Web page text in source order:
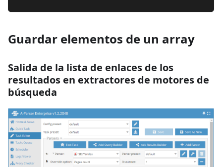
Guardar elementos de un array
Salida de la lista de enlaces de los
resultados en extractores de motores de
búsqueda